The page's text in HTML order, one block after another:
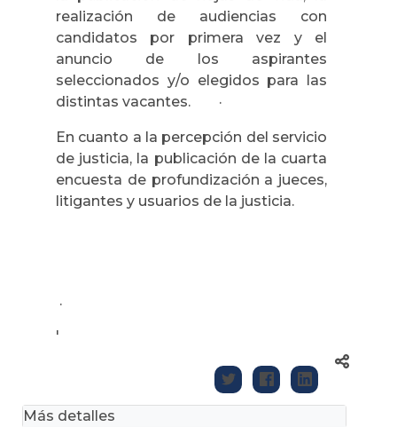
realización de audiencias con
candidatos por primera vez y el
anuncio de los aspirantes
seleccionados y/o elegidos para las
distintas vacantes. ·
En cuanto a la percepción del servicio
de justicia, la publicación de la cuarta
encuesta de profundización a jueces,
litigantes y usuarios de la justicia.
.
'
Más detalles